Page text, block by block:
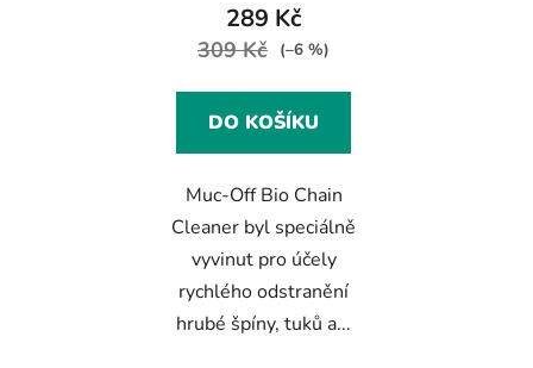
289 Kč
309 Kč (–6 %)
DO KOŠÍKU
Muc-Off Bio Chain
Cleaner byl speciálně
vyvinut pro účely
rychlého odstranění
hrubé špíny, tuků a...